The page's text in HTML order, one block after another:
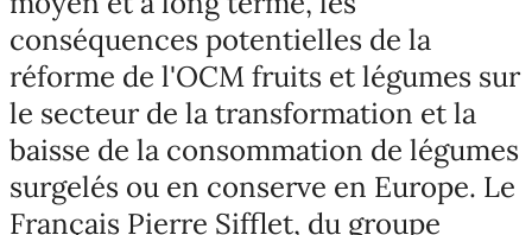
conséquences potentielles de la
réforme de l'OCM fruits et légumes sur
le secteur de la transformation et la
baisse de la consommation de légumes
surgelés ou en conserve en Europe. Le
Français Pierre Sifflet, du groupe